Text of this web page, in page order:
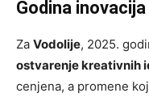
Godina
Za Vodolije, 2025.
ostvarenje kreativnih
cenjena, a promene